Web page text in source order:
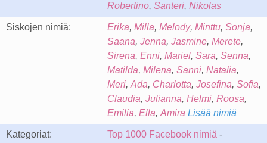
Robertino, Santeri, Nikolas
Siskojen nimiä: Erika, Milla, Melody, Minttu, Sonja,
Saana, Jenna, Jasmine, Merete,
Sirena, Enni, Mariel, Sara, Senna,
Matilda, Milena, Sanni, Natalia,
Meri, Ada, Charlotta, Josefina, Sofia,
Claudia, Julianna, Helmi, Roosa,
Emilia, Ella, Amira Lisää nimiä
Kategoriat: Top 1000 Facebook nimiä -